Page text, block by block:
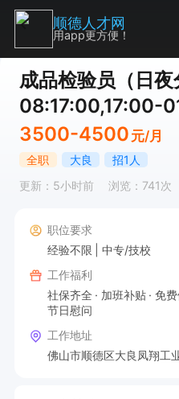
成品检验员（日夜
08:17:00,17:00-
3500-4500 元/月
全职 大良
招1人
更新：5小时前
浏览：741次
职位要求
经验不限
中专/技校
工作福利
社保齐全
加班补贴 免
节日慰问
工作地址
佛山市顺德区大良凤翔工
顺德人才网
用app更方便！